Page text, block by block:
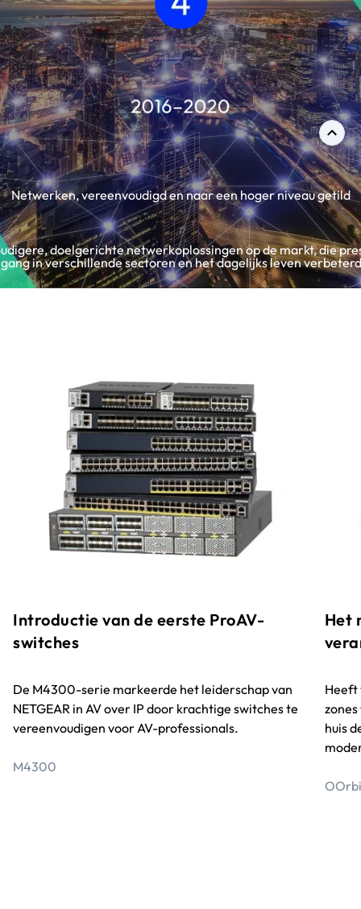
Netwerken, vereenvoudigd en naar een hoger niveau getild
doelgerichte netwerkoplossingen op de markt, die
in verschillende sectoren en het dagelijks leven
Introductie van de eerste ProAV-
switches
De M4300-serie markeerde het leiderschap van
NETGEAR in AV over IP door krachtige switches te
vereenvoudigen voor AV-professionals.
M4300
Het
Heeft
huis
O